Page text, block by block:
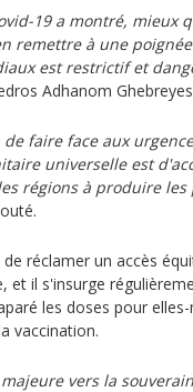
19 a montré, mieux
remettre à une
est restrictif et
Adhanom
faire face aux
universelle est
régions à produire
réclamer un accès
et il s'insurge
les doses pour
vaccination.
majeure vers la